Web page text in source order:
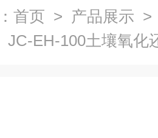
首页 > 产品展示
JC-EH-100土壤氧化